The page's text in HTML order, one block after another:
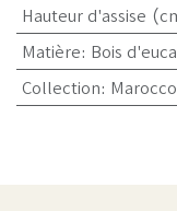
Hauteur d'assise
Matière: Bois
Collection: Marocco